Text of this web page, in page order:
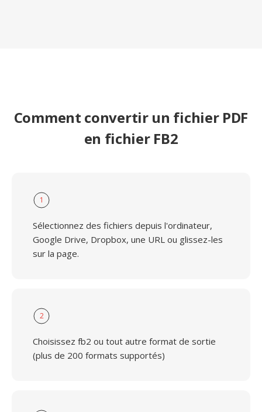
Comment convertir un fichier PDF
en fichier FB2
1
Sélectionnez des fichiers depuis l'ordinateur,
Google Drive, Dropbox, une URL ou glissez-les
sur la page.
2
Choisissez fb2 ou tout autre format de sortie
(plus de 200 formats supportés)